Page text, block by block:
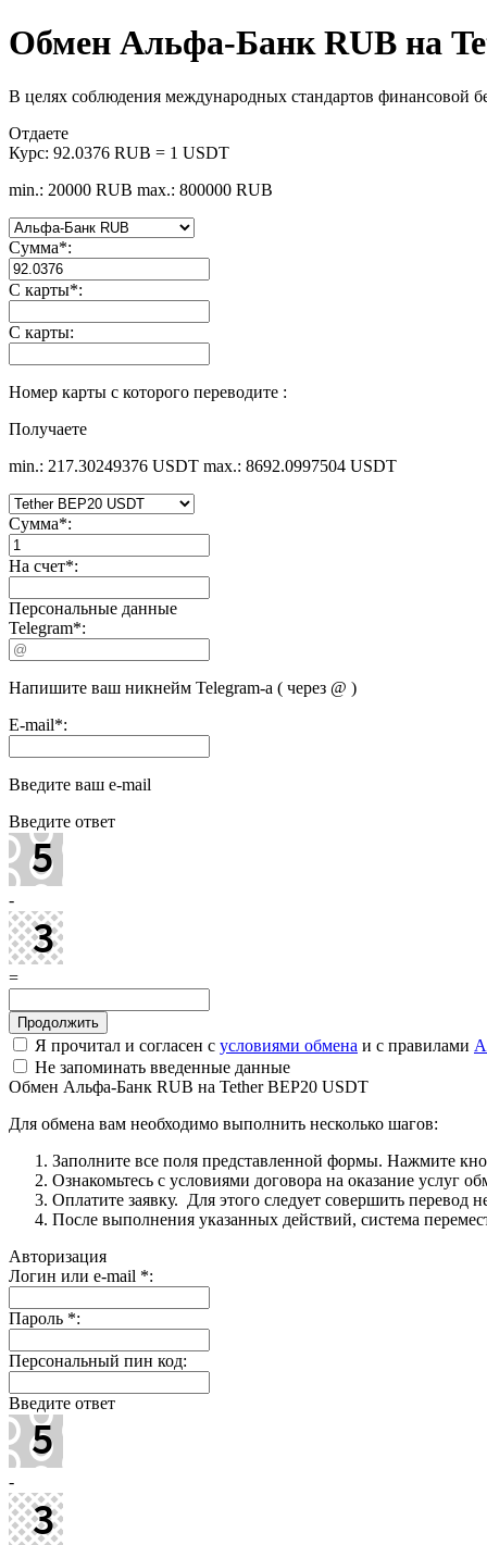
Обмен Альфа-Банк RUB на
В целях соблюдения международных стандартов финансовой
Отдаете
Курс: 92.0376 RUB = 1 USDT
min.: 20000 RUB max.: 800000 RUB
Сумма*:
С карты*:
С карты:
Номер карты с которого переводите :
Получаете
min.: 217.30249376 USDT max.: 8692.0997504 USDT
Сумма*:
На счет*:
Персональные данные
Telegram*:
Напишите ваш никнейм Telegram-а ( через @ )
E-mail*:
Введите ваш e-mail
Введите ответ
-
=
Я прочитал и согласен с условиями обмена и с правилами
Не запоминать введенные данные
Обмен Альфа-Банк RUB на Tether BEP20 USDT
Для обмена вам необходимо выполнить несколько шагов:
Заполните все поля представленной формы. Нажмите
Ознакомьтесь с условиями договора на оказание услуг
Оплатите заявку. Для этого следует совершить
После выполнения указанных действий, система
Авторизация
Логин или e-mail *:
Пароль *:
Персональный пин код:
Введите ответ
-